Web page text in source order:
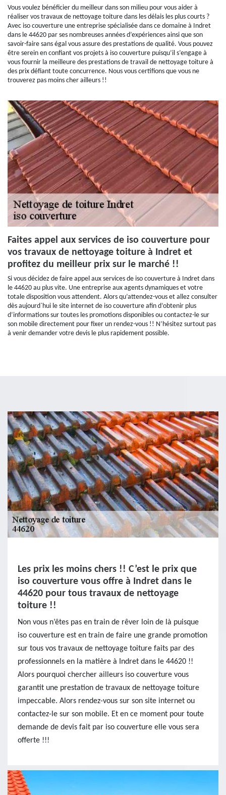
Vous voulez bénéficier du meilleur dans son milieu pour vous aider à
réaliser vos travaux de nettoyage toiture dans les délais les plus courts ?
Avec iso couverture une entreprise spécialisée dans ce domaine à Indret
dans le 44620 par ses nombreuses années d’expériences ainsi que son
savoir-faire sans égal vous assure des prestations de qualité. Vous pouvez
être serein en confiant vos projets à iso couverture puisqu’il s’engage à
vous fournir la meilleure des prestations de travail de nettoyage toiture à
des prix défiant toute concurrence. Nous vous certifions que vous ne
trouverez pas moins cher ailleurs !!
Faites appel aux services de iso couverture pour
vos travaux de nettoyage toiture à Indret et
profitez du meilleur prix sur le marché !!
Si vous décidez de faire appel aux services de iso couverture à Indret dans
le 44620 au plus vite. Une entreprise aux agents dynamiques et votre
totale disposition vous attendent. Alors qu’attendez-vous et allez consulter
dès aujourd`hui le site internet de iso couverture afin d’obtenir plus
d’informations sur toutes les promotions disponibles ou contactez-le sur
son mobile directement pour fixer un rendez-vous !! N’hésitez surtout pas
à venir demander votre devis le plus rapidement possible.
Les prix les moins chers !! C’est le prix que
iso couverture vous offre à Indret dans le
44620 pour tous travaux de nettoyage
toiture !!
Non vous n’êtes pas en train de rêver loin de là puisque
iso couverture est en train de faire une grande promotion
sur tous vos travaux de nettoyage toiture faits par des
professionnels en la matière à Indret dans le 44620 !!
Alors pourquoi chercher ailleurs iso couverture vous
garantit une prestation de travaux de nettoyage toiture
impeccable. Alors rendez-vous sur son site internet ou
contactez-le sur son mobile. Et en ce moment pour toute
demande de devis fait par iso couverture elle vous sera
offerte !!!